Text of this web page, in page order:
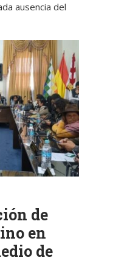
ausencia del
de
en
de